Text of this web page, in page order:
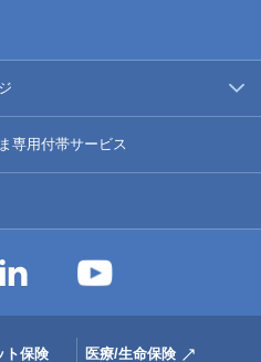
専用付帯サービス
ト保険 医療/生命保険